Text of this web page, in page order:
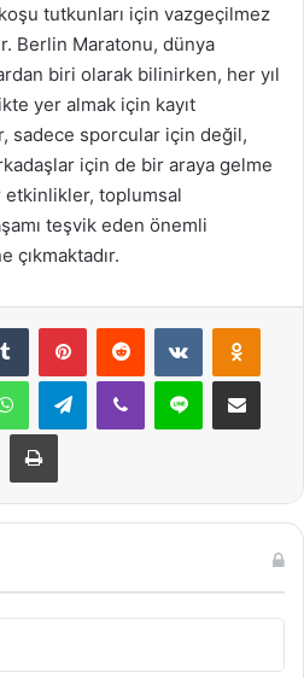
tutkunları için vazgeçilmez
Berlin Maratonu, dünya
biri olarak bilinirken, her yıl
yer almak için kayıt
sadece sporcular için değil,
için de bir araya gelme
etkinlikler, toplumsal
teşvik eden önemli
çıkmaktadır.
Tumblr PinterestReddit VKontakte
WhatsAppTelegramViber Line E-Posta ile
Yazdır